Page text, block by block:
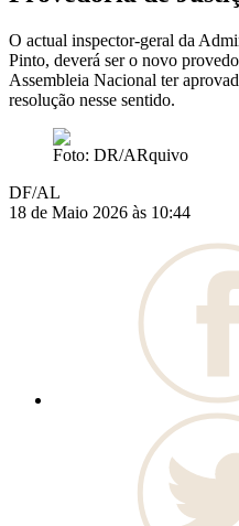
O actual inspector-geral da
Pinto, deverá ser o novo
Assembleia Nacional ter
resolução nesse sentido.
Foto: DR/ARquivo
DF/AL
18 de Maio 2026 às 10:44